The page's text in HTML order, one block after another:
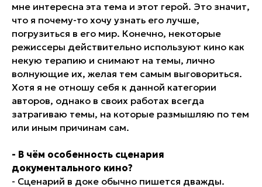
мне интересна эта тема и этот герой. Это значит,
что я почему-то хочу узнать его лучше,
погрузиться в его мир. Конечно, некоторые
режиссеры действительно используют кино как
некую терапию и снимают на темы, лично
волнующие их, желая тем самым выговориться.
Хотя я не отношу себя к данной категории
авторов, однако в своих работах всегда
затрагиваю темы, на которые размышляю по тем
или иным причинам сам.
- В чём особенность сценария
документального кино?
- Сценарий в доке обычно пишется дважды.